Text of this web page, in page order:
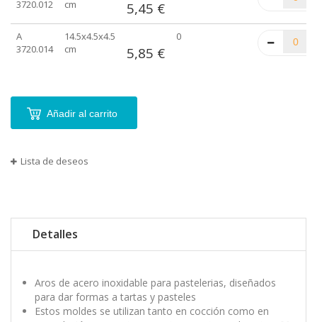
3720.012
cm
5,45 €
A
3720.014
14.5x4.5x4.5
cm
5,85 €
0
Añadir al carrito
Lista de deseos
Detalles
Aros de acero inoxidable para pastelerias, diseñados
para dar formas a tartas y pasteles
Estos moldes se utilizan tanto en cocción como en